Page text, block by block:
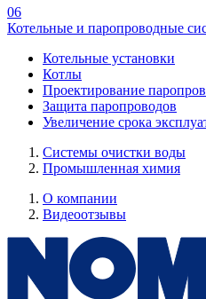
06
Котельные и паропроводные
Котельные установки
Котлы
Проектирование
Защита паропроводов
Увеличение срока
Системы очистки воды
Промышленная химия
О компании
Видеоотзывы